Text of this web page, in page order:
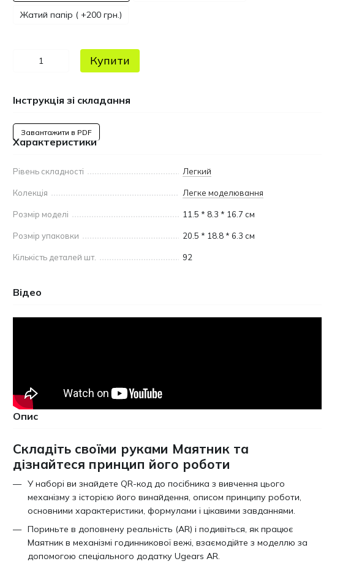
Жатий папір ( +200 грн.)
Купити
Інструкція зі складання
Завантажити в PDF
Характеристики
Рівень складності Легкий
Колекція Легке моделювання
Розмір моделі 11.5 * 8.3 * 16.7 см
Розмір упаковки 20.5 * 18.8 * 6.3 см
Кількість деталей шт. 92
Відео
Опис
Складіть своїми руками Маятник та
дізнайтеся принцип його роботи
У наборі ви знайдете QR-код до посібника з вивчення цього
механізму з історією його винайдення, описом принципу роботи,
основними характеристики, формулами і цікавими завданнями.
Пориньте в доповнену реальність (AR) і подивіться, як працює
Маятник в механізмі годинникової вежі, взаємодійте з моделлю за
допомогою спеціального додатку Ugears AR.